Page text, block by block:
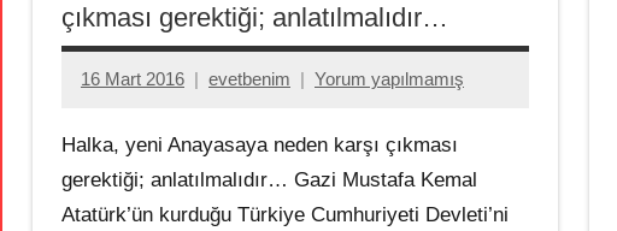
çıkması gerektiği; anlatılmalıdır…
16 Mart 2016 evetbenim Yorum yapılmamış
Halka, yeni Anayasaya neden karşı çıkması
gerektiği; anlatılmalıdır… Gazi Mustafa Kemal
Atatürk’ün kurduğu Türkiye Cumhuriyeti Devleti’ni